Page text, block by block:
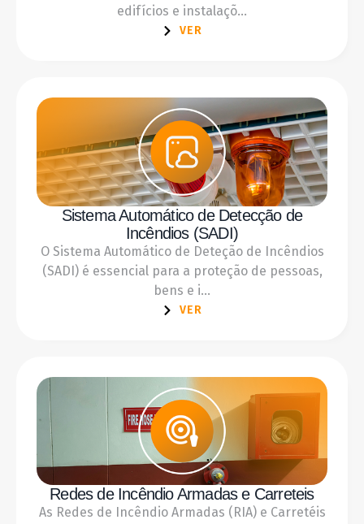
edifícios e instalaçõ...
VER
Sistema Automático de Detecção de
Incêndios (SADI)
O Sistema Automático de Deteção de Incêndios
(SADI) é essencial para a proteção de pessoas,
bens e i...
VER
Redes de Incêndio Armadas e Carreteis
As Redes de Incêndio Armadas (RIA) e Carretéis